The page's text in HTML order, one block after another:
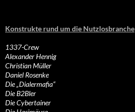
Konstrukte rund um die Nutzlosbranche
1337-Crew
Alexander Hennig
Christian Müller
Daniel Rosenke
Die „Dialermafia“
Die B2Bler
Die Cybertainer